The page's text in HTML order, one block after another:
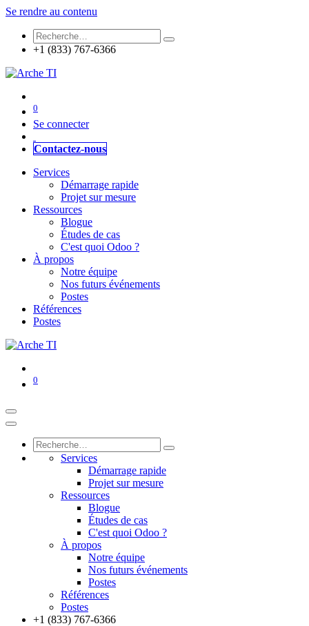
Se rendre au contenu
+1 (833) 767-6366
0
Se connecter
Contactez-nous
Services
Démarrage rapide
Projet sur mesure
Ressources
Blogue
Études de cas
C'est quoi Odoo ?
À propos
Notre équipe
Nos futurs événements
Postes
Références
Postes
0
Services
Démarrage rapide
Projet sur mesure
Ressources
Blogue
Études de cas
C'est quoi Odoo ?
À propos
Notre équipe
Nos futurs événements
Postes
Références
Postes
+1 (833) 767-6366